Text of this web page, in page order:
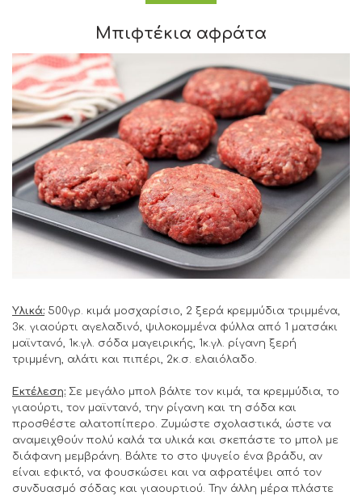
Μπιφτέκια αφράτα
Υλικά: 500γρ. κιμά μοσχαρίσιο, 2 ξερά κρεμμύδια τριμμένα,
3κ. γιαούρτι αγελαδινό, ψιλοκομμένα φύλλα από 1 ματσάκι
μαϊντανό, 1κ.γλ. σόδα μαγειρικής, 1κ.γλ. ρίγανη ξερή
τριμμένη, αλάτι και πιπέρι, 2κ.σ. ελαιόλαδο.
Εκτέλεση: Σε μεγάλο μπολ βάλτε τον κιμά, τα κρεμμύδια, το
γιαούρτι, τον μαϊντανό, την ρίγανη και τη σόδα και
προσθέστε αλατοπίπερο. Ζυμώστε σχολαστικά, ώστε να
αναμειχθούν πολύ καλά τα υλικά και σκεπάστε το μπολ με
διάφανη μεμβράνη. Βάλτε το στο ψυγείο ένα βράδυ, αν
είναι εφικτό, να φουσκώσει και να αφρατέψει από τον
συνδυασμό σόδας και γιαουρτιού. Την άλλη μέρα πλάστε